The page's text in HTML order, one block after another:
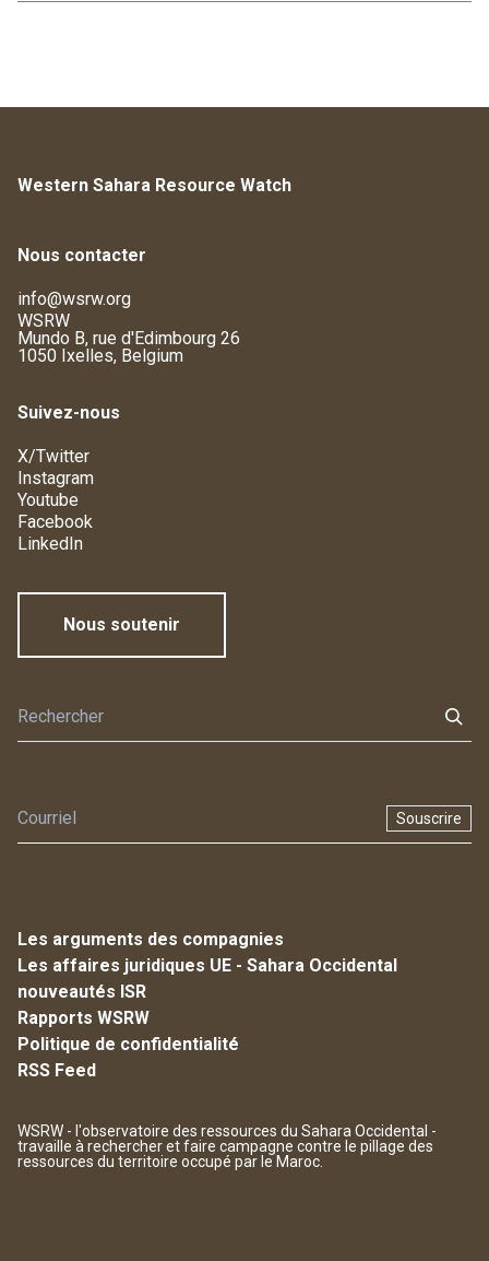
Western Sahara Resource Watch
Nous contacter
info@wsrw.org
WSRW
Mundo B, rue d'Edimbourg 26
1050 Ixelles, Belgium
Suivez-nous
X/Twitter
Instagram
Youtube
Facebook
LinkedIn
Nous soutenir
Souscrire
Les arguments des compagnies
Les affaires juridiques UE - Sahara Occidental
nouveautés ISR
Rapports WSRW
Politique de confidentialité
RSS Feed
WSRW - l'observatoire des ressources du Sahara Occidental -
travaille à rechercher et faire campagne contre le pillage des
ressources du territoire occupé par le Maroc.